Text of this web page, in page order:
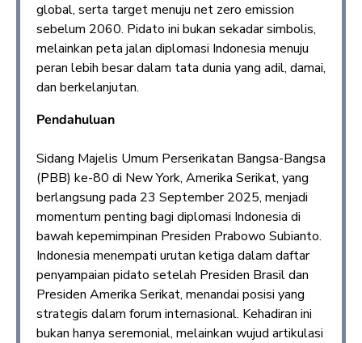
global, serta target menuju net zero emission
sebelum 2060. Pidato ini bukan sekadar simbolis,
melainkan peta jalan diplomasi Indonesia menuju
peran lebih besar dalam tata dunia yang adil, damai,
dan berkelanjutan.
Pendahuluan
Sidang Majelis Umum Perserikatan Bangsa-Bangsa
(PBB) ke-80 di New York, Amerika Serikat, yang
berlangsung pada 23 September 2025, menjadi
momentum penting bagi diplomasi Indonesia di
bawah kepemimpinan Presiden Prabowo Subianto.
Indonesia menempati urutan ketiga dalam daftar
penyampaian pidato setelah Presiden Brasil dan
Presiden Amerika Serikat, menandai posisi yang
strategis dalam forum internasional. Kehadiran ini
bukan hanya seremonial, melainkan wujud artikulasi